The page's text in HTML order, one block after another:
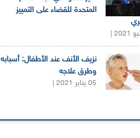
المتحدة للقضاء على التمييز
نزيف الأنف عند الأطفال: أسبابه
وطرق علاجه
05 يناير 2021 |